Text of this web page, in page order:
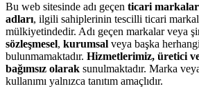
Bu web sitesinde adı geçen ticari markalar
adları, ilgili sahiplerinin tescilli ticari
mülkiyetindedir. Adı geçen markalar veya
sözleşmesel, kurumsal veya başka
bulunmamaktadır. Hizmetlerimiz, üretici
bağımsız olarak sunulmaktadır. Marka
kullanımı yalnızca tanıtım amaçlıdır.